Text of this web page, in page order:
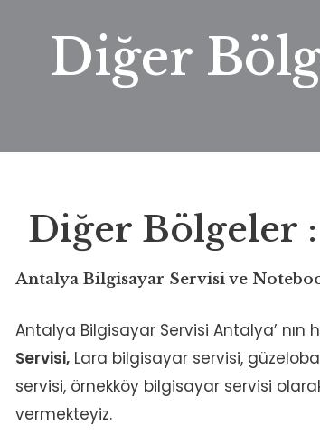
Diğer
Diğer Bölgeler
Antalya Bilgisayar Servisi ve
Antalya Bilgisayar Servisi Antalya’
Servisi,Lara bilgisayar servisi,
servisi, örnekköy bilgisayar servisi
vermekteyiz.